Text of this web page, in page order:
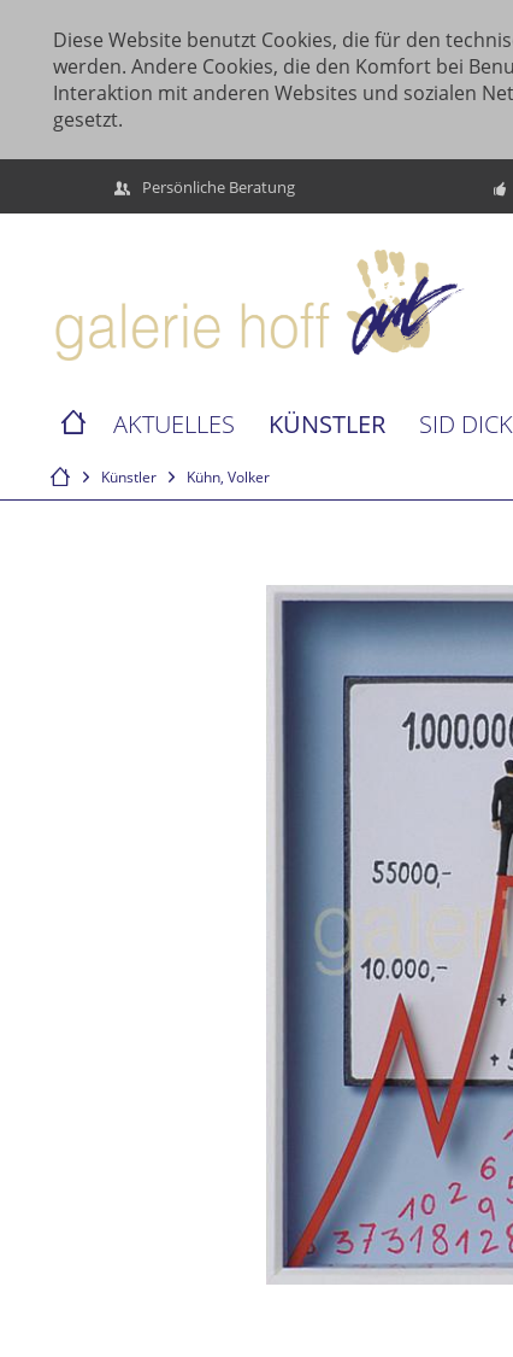
Diese Website benutzt Cookies, die für den
werden. Andere Cookies, die den Komfort bei
Interaktion mit anderen Websites und sozialen
gesetzt.
Persönliche Beratung
AKTUELLES KÜNSTLER SID
Künstler Kühn, Volker